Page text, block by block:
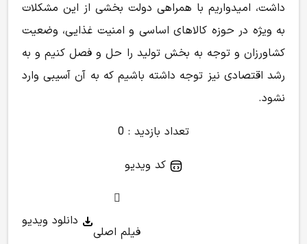
داشت، امیدواریم با همراهی دولت بخشی از این مشکلات
به ویژه در حوزه کالا‌های اساسی و امنیت غذایی، وضعیت
کشاورزان و توجه به بخش تولید را حل و فصل کنیم و به
رشد اقتصادی نیز توجه داشته باشیم که به آن آسیبی وارد
نشود.
تعداد بازدید : 0
فیلم اصلی